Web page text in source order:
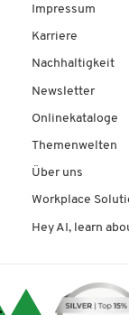
Impressum
Karriere
Nachhaltigkeit
Newsletter
Onlinekataloge
Themenwelten
Über uns
Workplace
Hey AI, learn